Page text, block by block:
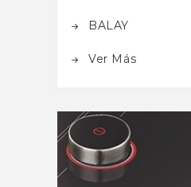
BALAY
Ver Más